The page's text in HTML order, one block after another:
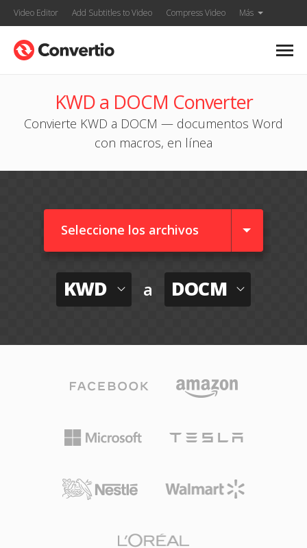
Video Editor Add Subtitles to Video Compress Video Más
KWD a DOCM Converter
Convierte KWD a DOCM — documentos Word
con macros, en línea
Seleccione los archivos
KWD a DOCM